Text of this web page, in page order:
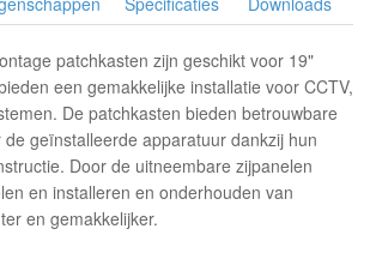
patchkasten zijn geschikt voor 19"
een gemakkelijke installatie voor CCTV,
De patchkasten bieden betrouwbare
geïnstalleerde apparatuur dankzij hun
Door de uitneembare zijpanelen
en installeren en onderhouden van
en gemakkelijker.